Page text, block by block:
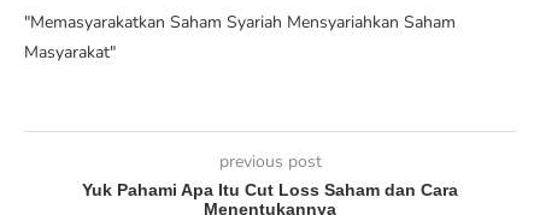
"Memasyarakatkan Saham Syariah Mensyariahkan Saham
Masyarakat"
previous post
Yuk Pahami Apa Itu Cut Loss Saham dan Cara
Menentukannya